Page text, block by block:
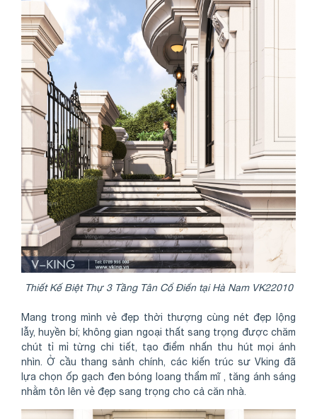
Thiết Kế Biệt Thự 3 Tầng Tân Cổ Điển tại Hà Nam VK22010
Mang trong mình vẻ đẹp thời thượng cùng nét đẹp lộng
lẫy, huyền bí; không gian ngoại thất sang trọng được chăm
chút tỉ mỉ từng chi tiết, tạo điểm nhấn thu hút mọi ánh
nhìn. Ở cầu thang sảnh chính, các kiến trúc sư Vking đã
lựa chọn ốp gạch đen bóng loang thẩm mĩ , tăng ánh sáng
nhằm tôn lên vẻ đẹp sang trọng cho cả căn nhà.